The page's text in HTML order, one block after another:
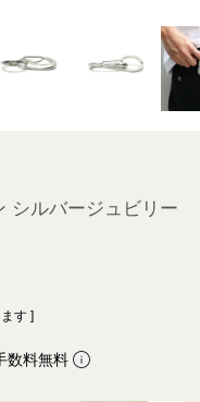
シルバージュビリー
す ]
数料無料